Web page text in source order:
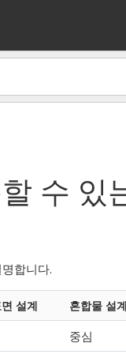
수 있
합니다.
설계 혼합물 설계
중심